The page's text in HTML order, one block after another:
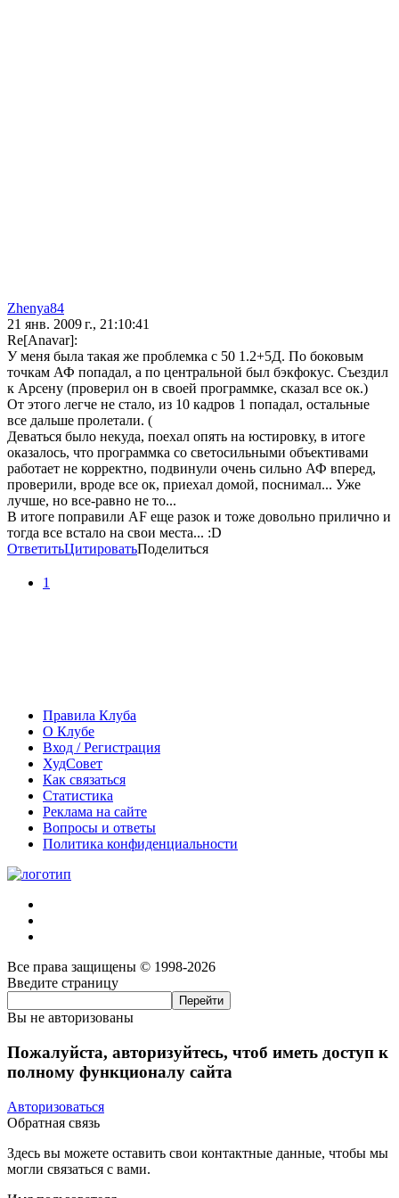
Zhenya84
21 янв. 2009 г., 21:10:41
Re[Anavar]:
У меня была такая же проблемка с 50 1.2+5Д. По боковым
точкам АФ попадал, а по центральной был бэкфокус. Съездил
к Арсену (проверил он в своей программке, сказал все ок.)
От этого легче не стало, из 10 кадров 1 попадал, остальные
все дальше пролетали. (
Деваться было некуда, поехал опять на юстировку, в итоге
оказалось, что программка со светосильными объективами
работает не корректно, подвинули очень сильно АФ вперед,
проверили, вроде все ок, приехал домой, поснимал... Уже
лучше, но все-равно не то...
В итоге поправили AF еще разок и тоже довольно прилично и
тогда все встало на свои места... :D
ОтветитьЦитироватьПоделиться
1
Правила Клуба
О Клубе
Вход / Регистрация
ХудСовет
Как связаться
Статистика
Реклама на сайте
Вопросы и ответы
Политика конфиденциальности
Все права защищены © 1998-2026
Введите страницу
Вы не авторизованы
Пожалуйста, авторизуйтесь, чтоб иметь доступ к
полному функционалу сайта
Авторизоваться
Обратная связь
Здесь вы можете оставить свои контактные данные, чтобы мы
могли связаться с вами.